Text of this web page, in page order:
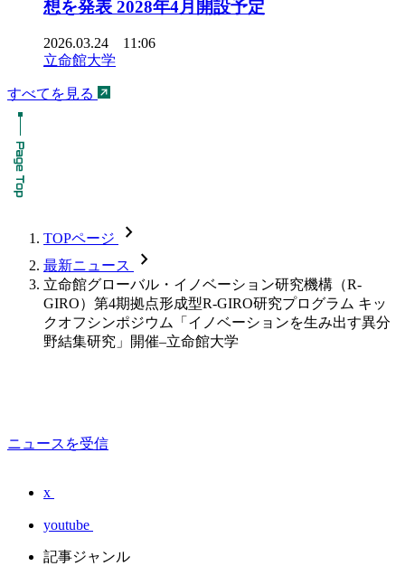
想を発表 2028年4月開設予定
2026.03.24 11:06
立命館大学
すべてを見る
TOPページ chevron_forward
最新ニュース chevron_forward
立命館グローバル・イノベーション研究機構（R-
GIRO）第4期拠点形成型R-GIRO研究プログラム キッ
クオフシンポジウム「イノベーションを生み出す異分
野結集研究」開催–立命館大学
ニュースを受信
x
youtube
記事ジャンル